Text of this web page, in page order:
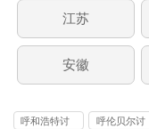
江苏
安徽
呼和浩特讨
呼伦贝尔讨